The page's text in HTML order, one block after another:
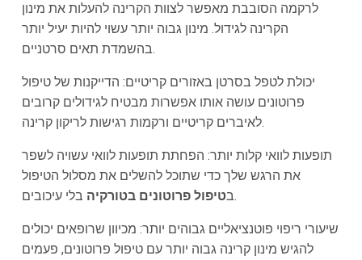
לרקמה הסובבת מאפשר לצוות הקרינה להעלות את מינון
הקרינה לגידול. מינון גבוה יותר עשוי להיות יעיל יותר
בהשמדת תאים סרטניים.
יכולת לטפל בסרטן באזורים קריטיים: הדייקנות של טיפול
פרוטונים עושה אותו אפשרות מבטיח לגידולים קרובים
לאיברים קריטיים ורקמות רגישות לריקון קרינה.
תופעות לוואי קלות יותר: הפחתת תופעות לוואי עשויה לשפר
את הרגש שלך כדי שתוכל להשלים את מסלול הטיפול
בטיפול פרוטונים בטורקיה בלי עיכובים.
שיעורי ריפוי פוטנציאליים גבוהים יותר: מכיוון שרופאים יכולים
להגיש מינון קרינה גבוה יותר עם טיפול פרוטונים, פעמים